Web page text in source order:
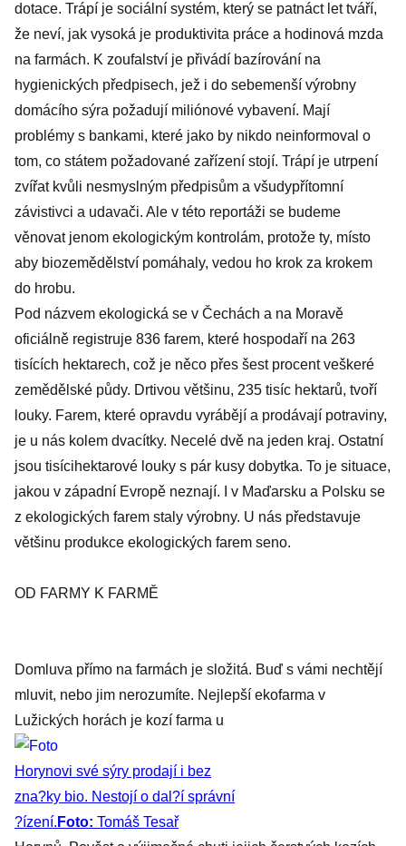
dotace. Trápí je sociální systém, který se patnáct let tváří,
že neví, jak vysoká je produktivita práce a hodinová mzda
na farmách. K zoufalství je přivádí bazírování na
hygienických předpisech, jež i do sebemenší výrobny
domácího sýra požadují miliónové vybavení. Mají
problémy s bankami, které jako by nikdo neinformoval o
tom, co státem požadované zařízení stojí. Trápí je utrpení
zvířat kvůli nesmyslným předpisům a všudypřítomní
závistivci a udavači. Ale v této reportáži se budeme
věnovat jenom ekologickým kontrolám, protože ty, místo
aby biozemědělství pomáhaly, vedou ho krok za krokem
do hrobu.
Pod názvem ekologická se v Čechách a na Moravě
oficiálně registruje 836 farem, které hospodaří na 263
tisících hektarech, což je něco přes šest procent veškeré
zemědělské půdy. Drtivou většinu, 235 tisíc hektarů, tvoří
louky. Farem, které opravdu vyrábějí a prodávají potraviny,
je u nás kolem dvacítky. Necelé dvě na jeden kraj. Ostatní
jsou tisícihektarové louky s pár kusy dobytka. To je situace,
jakou v západní Evropě neznají. I v Maďarsku a Polsku se
z ekologických farem staly výrobny. U nás představuje
většinu produkce ekologických farem seno.
OD FARMY K FARMĚ
Domluva přímo na farmách je složitá. Buď s vámi nechtějí
mluvit, nebo jim nerozumíte. Nejlepší ekofarma v
Lužických horách je kozí farma u
Horynovi své sýry prodají i bez
zna?ky bio. Nestojí o dal?í správní
?ízení. Foto: Tomáš Tesař